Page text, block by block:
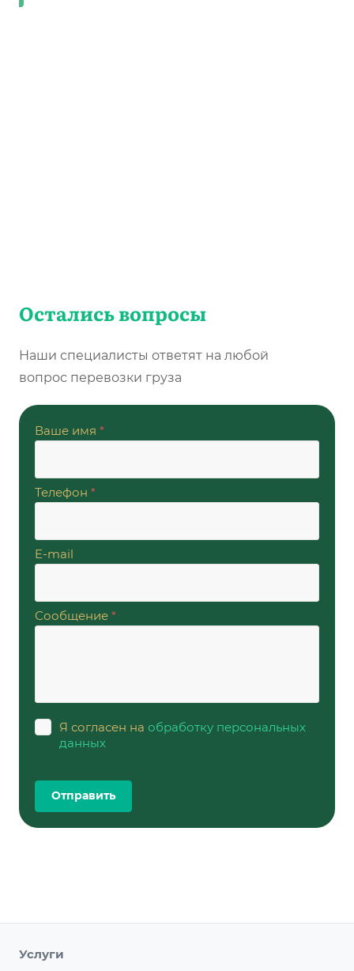
Остались вопросы
Наши специалисты ответят на любой
вопрос перевозки груза
Ваше имя *
Телефон *
E-mail
Сообщение *
Я согласен на обработку персональных
данных
Услуги